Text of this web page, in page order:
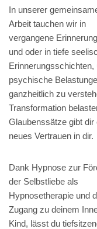
In unserer
Arbeit tauchen wir in
vergangene
und oder in tiefe
Erinnerungsschichten,
psychische
ganzheitlich zu
Transformation
Glaubenssätze gibt dir
neues Vertrauen in dir.
Dank Hypnose zur
der Selbstliebe als
Hypnosetherapie und
Zugang zu deinem
Kind, lässt du